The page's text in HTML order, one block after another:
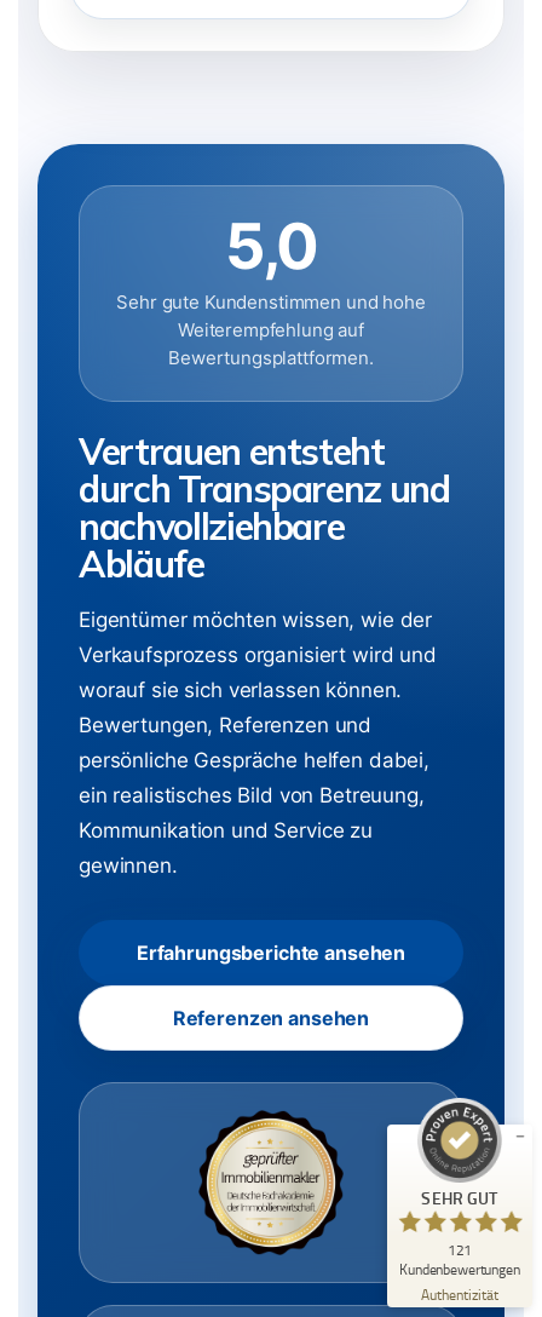
5,0
Sehr gute Kundenstimmen und hohe
Weiterempfehlung auf
Bewertungsplattformen.
Vertrauen entsteht
durch Transparenz und
nachvollziehbare
Abläufe
Eigentümer möchten wissen, wie der
Verkaufsprozess organisiert wird und
worauf sie sich verlassen können.
Bewertungen, Referenzen und
persönliche Gespräche helfen dabei,
ein realistisches Bild von Betreuung,
Kommunikation und Service zu
gewinnen.
Erfahrungsberichte ansehen
Referenzen ansehen
SEHR GUT
121
Kundenbewertungen
Authentizität
Kundenbewertungen und Erfahrungen zu
Immobilienmakler Michael Ruland
100
%
ProvenExpert.com
18
Bewertungen auf
ProvenExpert.com
103
Bewertungen von
4
anderen Quellen
Blick aufs ProvenExpert-Profil werfen
06.08.2026